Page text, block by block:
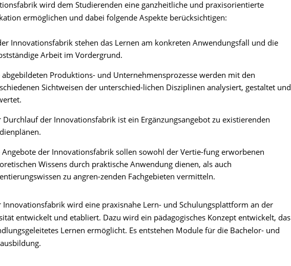
wird dem Studierenden eine ganzheitliche und praxisorientierte
ermöglichen und dabei folgende Aspekte berücksichtigen:
Innovationsfabrik stehen das Lernen am konkreten Anwendungsfall und die
Arbeit im Vordergrund.
abgebildeten Produktions- und Unternehmensprozesse werden mit den
Sichtweisen der unterschied-lichen Disziplinen analysiert, gestaltet und
Durchlauf der Innovationsfabrik ist ein Ergänzungsangebot zu existierenden
Angebote der Innovationsfabrik sollen sowohl der Vertie-fung erworbenen
Wissens durch praktische Anwendung dienen, als auch
zu angren-zenden Fachgebieten vermitteln.
Innovationsfabrik wird eine praxisnahe Lern- und Schulungsplattform an der
entwickelt und etabliert. Dazu wird ein pädagogisches Konzept entwickelt, das
Lernen ermöglicht. Es entstehen Module für die Bachelor- und